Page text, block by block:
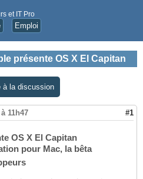
et IT Pro
Emploi
présente OS X El Capitan
à la discussion
11h47 #1
OS X El Capitan
pour Mac, la bêta